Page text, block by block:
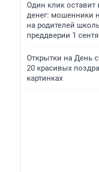
Один клик оставит
денег: мошенники
на родителей
преддверии 1
Открытки на День
20 красивых
картинках